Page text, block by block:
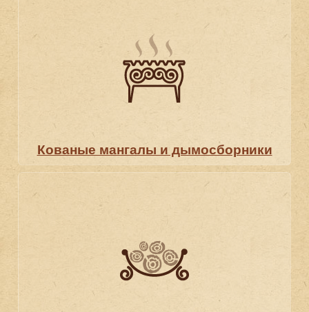
Кованые мангалы и дымосборники